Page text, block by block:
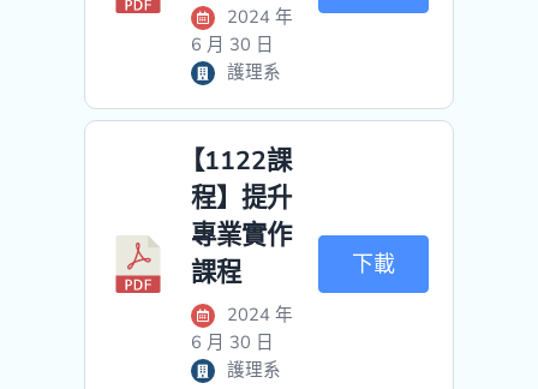
2024 年
6 月 30 日
護理系
【1122課
程】提升
專業實作
課程
2024 年
6 月 30 日
護理系
下載